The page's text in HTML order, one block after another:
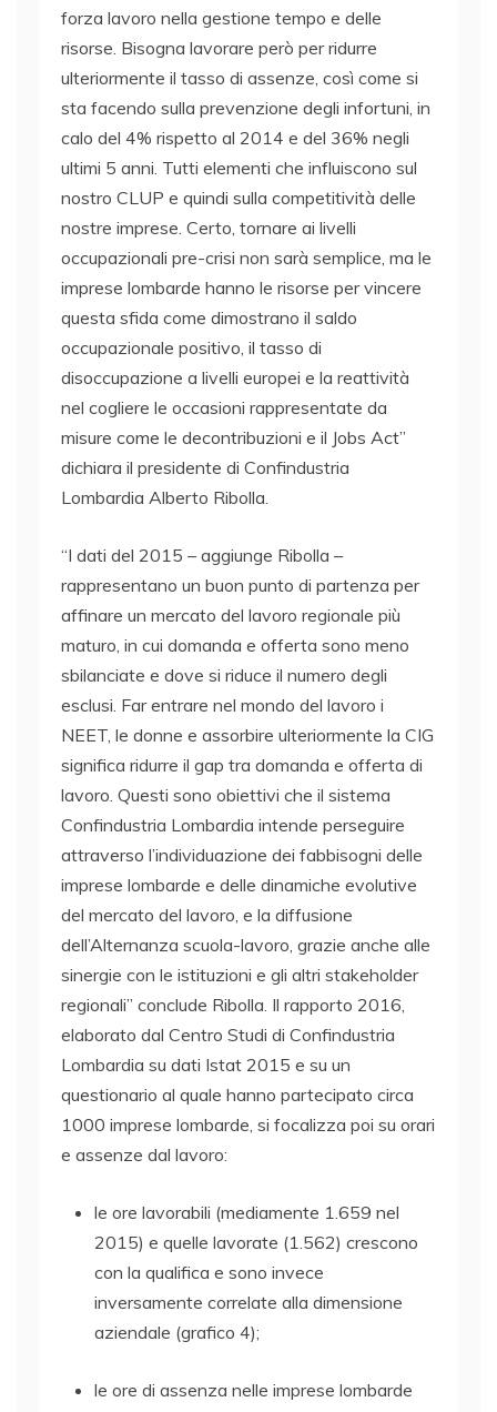
forza lavoro nella gestione tempo e delle
risorse. Bisogna lavorare però per ridurre
ulteriormente il tasso di assenze, così come si
sta facendo sulla prevenzione degli infortuni, in
calo del 4% rispetto al 2014 e del 36% negli
ultimi 5 anni. Tutti elementi che influiscono sul
nostro CLUP e quindi sulla competitività delle
nostre imprese. Certo, tornare ai livelli
occupazionali pre-crisi non sarà semplice, ma le
imprese lombarde hanno le risorse per vincere
questa sfida come dimostrano il saldo
occupazionale positivo, il tasso di
disoccupazione a livelli europei e la reattività
nel cogliere le occasioni rappresentate da
misure come le decontribuzioni e il Jobs Act”
dichiara il presidente di Confindustria
Lombardia Alberto Ribolla.
“I dati del 2015 – aggiunge Ribolla –
rappresentano un buon punto di partenza per
affinare un mercato del lavoro regionale più
maturo, in cui domanda e offerta sono meno
sbilanciate e dove si riduce il numero degli
esclusi. Far entrare nel mondo del lavoro i
NEET, le donne e assorbire ulteriormente la CIG
significa ridurre il gap tra domanda e offerta di
lavoro. Questi sono obiettivi che il sistema
Confindustria Lombardia intende perseguire
attraverso l’individuazione dei fabbisogni delle
imprese lombarde e delle dinamiche evolutive
del mercato del lavoro, e la diffusione
dell’Alternanza scuola-lavoro, grazie anche alle
sinergie con le istituzioni e gli altri stakeholder
regionali” conclude Ribolla. Il rapporto 2016,
elaborato dal Centro Studi di Confindustria
Lombardia su dati Istat 2015 e su un
questionario al quale hanno partecipato circa
1000 imprese lombarde, si focalizza poi su orari
e assenze dal lavoro:
le ore lavorabili (mediamente 1.659 nel
2015) e quelle lavorate (1.562) crescono
con la qualifica e sono invece
inversamente correlate alla dimensione
aziendale (grafico 4);
le ore di assenza nelle imprese lombarde